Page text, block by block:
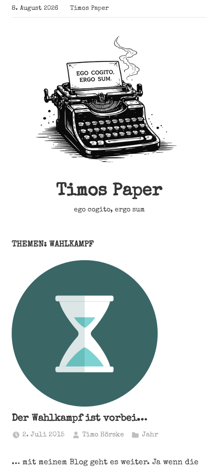
Zum
Inhalt
8. August 2026 Timos Paper
Timos Paper
ego cogito, ergo sum
THEMEN: WAHLKAMPF
Der Wahlkampf ist vorbei…
2. Juli 2015 Timo Hörske Jahr
… mit meinem Blog geht es weiter. Ja wenn die